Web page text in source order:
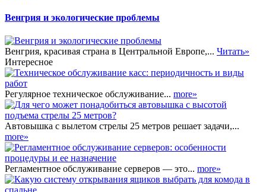
Венгрия и экологические проблемы
Венгрия, красивая страна в Центральной Европе,... Читать»
Интересное
Регулярное техническое обслуживание... more»
Автовышка с вылетом стрелы 25 метров решает задачи,...
more»
Регламентное обслуживание серверов — это... more»